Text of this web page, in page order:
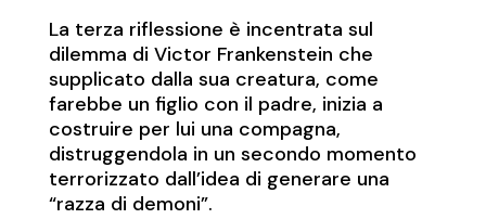
La terza riflessione è incentrata sul
dilemma di Victor Frankenstein che
supplicato dalla sua creatura, come
farebbe un figlio con il padre, inizia a
costruire per lui una compagna,
distruggendola in un secondo momento
terrorizzato dall’idea di generare una
“razza di demoni”.